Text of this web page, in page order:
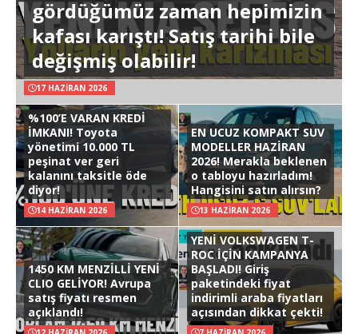
gördüğümüz zaman hepimizin
kafası karıştı! Satış tarihi bile
değişmiş olabilir!
17 HAZIRAN 2026
%100’E VARAN KREDİ
İMKANI! Toyota
yönetimi 10.000 TL
peşinat ver geri
kalanını taksitle öde
diyor!
14 HAZIRAN 2026
EN UCUZ KOMPAKT SUV
MODELLER HAZİRAN
2026! Merakla beklenen
o tabloyu hazırladım!
Hangisini satın alırsın?
13 HAZIRAN 2026
1450 KM MENZİLLİ YENİ
CLIO GELİYOR! Avrupa
satış fiyatı resmen
açıklandı!
YENİ VOLKSWAGEN T-
ROC İÇİN KAMPANYA
BAŞLADI! Giriş
paketindeki fiyat
indirimli araba fiyatları
açısından dikkat çekti!